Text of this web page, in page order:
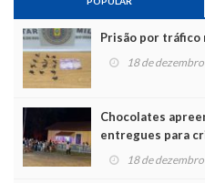
Prisão por tráfico
18 de
Chocolates
entregues para
Noel
18 de